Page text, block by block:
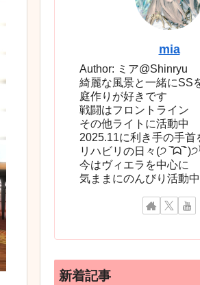
mia
Author: ミア@Shinryu
綺麗な風景と一緒にSS
庭作りが好きです
戦闘はフロントライン
その他ライトに活動中
2025.11に利き手の手首
リハビリの日々(੭ ‾᷄ᗣ‾᷅
今はヴィエラを中心に
気ままにのんびり活動中
新着記事